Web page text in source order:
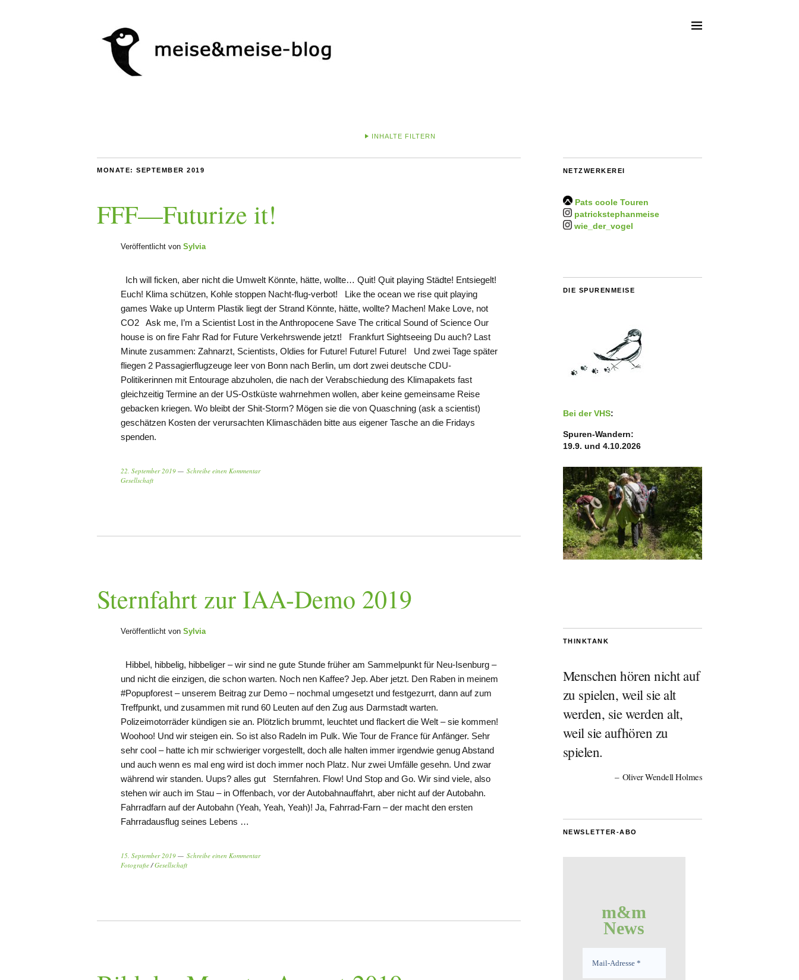
INHALTE FILTERN
MONATE: SEPTEMBER 2019
FFF—Futurize it!
Veröffentlicht von Sylvia
Ich will ficken, aber nicht die Umwelt Könnte, hätte, wollte… Quit! Quit playing Städte! Entsiegelt!
Euch! Klima schützen, Kohle stoppen Nacht-flug-verbot! Like the ocean we rise quit playing
games Wake up Unterm Plastik liegt der Strand Könnte, hätte, wollte? Machen! Make Love, not
CO2 Ask me, I’m a Scientist Lost in the Anthropocene Save The critical Sound of Science Our
house is on fire Fahr Rad for Future Verkehrswende jetzt! Frankfurt Sightseeing Du auch? Last
Minute zusammen: Zahnarzt, Scientists, Oldies for Future! Future! Future! Und zwei Tage später
fliegen 2 Passagierflugzeuge leer von Bonn nach Berlin, um dort zwei deutsche CDU-
Politikerinnen mit Entourage abzuholen, die nach der Verabschiedung des Klimapakets fast
gleichzeitig Termine an der US-Ostküste wahrnehmen wollen, aber keine gemeinsame Reise
gebacken kriegen. Wo bleibt der Shit-Storm? Mögen sie die von Quaschning (ask a scientist)
geschätzen Kosten der verursachten Klimaschäden bitte aus eigener Tasche an die Fridays
spenden.
22. September 2019
Schreibe einen Kommentar
Gesellschaft
Sternfahrt zur IAA-Demo 2019
Veröffentlicht von Sylvia
Hibbel, hibbelig, hibbeliger – wir sind ne gute Stunde früher am Sammelpunkt für Neu-Isenburg –
und nicht die einzigen, die schon warten. Noch nen Kaffee? Jep. Aber jetzt. Den Raben in meinem
#Popupforest – unserem Beitrag zur Demo – nochmal umgesetzt und festgezurrt, dann auf zum
Treffpunkt, und zusammen mit rund 60 Leuten auf den Zug aus Darmstadt warten.
Polizeimotorräder kündigen sie an. Plötzlich brummt, leuchtet und flackert die Welt – sie kommen!
Woohoo! Und wir steigen ein. So ist also Radeln im Pulk. Wie Tour de France für Anfänger. Sehr
sehr cool – hatte ich mir schwieriger vorgestellt, doch alle halten immer irgendwie genug Abstand
und auch wenn es mal eng wird ist doch immer noch Platz. Nur zwei Umfälle gesehn. Und zwar
während wir standen. Uups? alles gut Sternfahren. Flow! Und Stop and Go. Wir sind viele, also
stehen wir auch im Stau – in Offenbach, vor der Autobahnauffahrt, aber nicht auf der Autobahn.
Fahrradfarn auf der Autobahn (Yeah, Yeah, Yeah)! Ja, Fahrrad-Farn – der macht den ersten
Fahrradausflug seines Lebens …
15. September 2019
Schreibe einen Kommentar
Fotografie/Gesellschaft
NETZWERKEREI
Pats coole Touren
patrickstephanmeise
wie_der_vogel
DIE SPURENMEISE
Bei der VHS:
Spuren-Wandern:
19.9. und 4.10.2026
THINKTANK
Menschen hören nicht auf
zu spielen, weil sie alt
werden, sie werden alt,
weil sie aufhören zu
spielen.
Oliver Wendell Holmes
NEWSLETTER-ABO
m&m
News